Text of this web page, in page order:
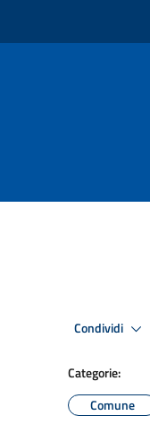
Condividi
Categorie:
Comune